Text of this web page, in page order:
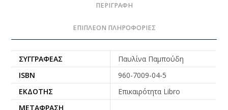
ΠΕΡΙΓΡΑΦΉ
ΕΠΙΠΛΈΟΝ ΠΛΗΡΟΦΟΡΊΕΣ
ΣΥΓΓΡΑΦΈΑΣ
Παυλίνα Παμπούδη
ISBN
960-7009-04-5
ΕΚΔΌΤΗΣ
Επικαιρότητα Libro
ΜΕΤΆΦΡΑΣΗ